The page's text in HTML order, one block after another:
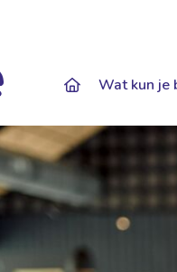
Wat kun je